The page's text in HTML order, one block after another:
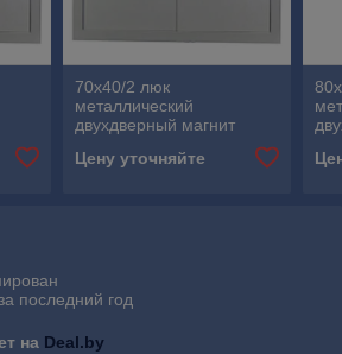
70х40/2 люк
металлический
двухдверный магнит
Цену уточняйте
последний год
на Deal.by